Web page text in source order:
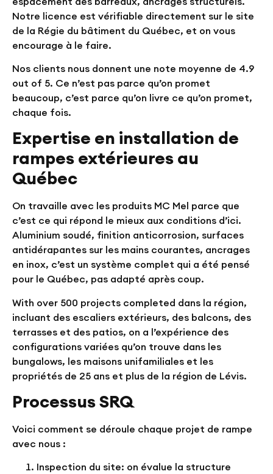
Notre licence est vérifiable directement sur le site
de la Régie du bâtiment du Québec, et on vous
encourage à le faire.
Nos clients nous donnent une note moyenne de 4.9
out of 5. Ce n’est pas parce qu’on promet
beaucoup, c’est parce qu’on livre ce qu’on promet,
chaque fois.
Expertise en installation de
rampes extérieures au
Québec
On travaille avec les produits MC Mel parce que
c’est ce qui répond le mieux aux conditions d’ici.
Aluminium soudé, finition anticorrosion, surfaces
antidérapantes sur les mains courantes, ancrages
en inox, c’est un système complet qui a été pensé
pour le Québec, pas adapté après coup.
With over 500 projects completed dans la région,
incluant des escaliers extérieurs, des balcons, des
terrasses et des patios, on a l’expérience des
configurations variées qu’on trouve dans les
bungalows, les maisons unifamiliales et les
propriétés de 25 ans et plus de la région de Lévis.
Processus SRQ
Voici comment se déroule chaque projet de rampe
avec nous :
Inspection du site: on évalue la structure